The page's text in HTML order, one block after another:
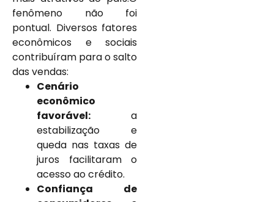
fenômeno não foi
pontual. Diversos fatores
econômicos e sociais
contribuíram para o salto
das vendas:
Cenário
econômico
favorável: a
estabilização e
queda nas taxas de
juros facilitaram o
acesso ao crédito.
Confiança de